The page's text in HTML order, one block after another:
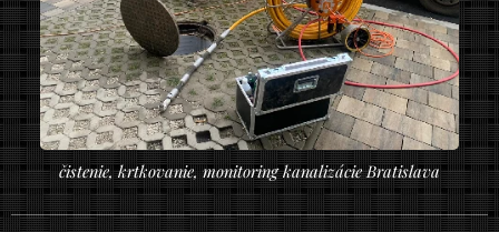
čistenie, krtkovanie, monitoring kanalizácie Bratislava